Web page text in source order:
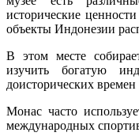
исторические
объекты Индонезии
В этом месте
изучить богатую
доисторических
Монас часто
международных